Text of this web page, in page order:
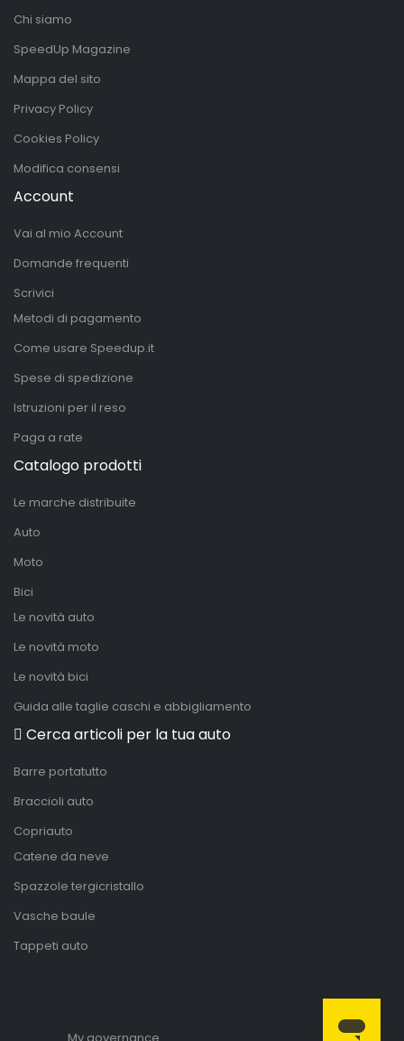
Chi siamo
SpeedUp Magazine
Mappa del sito
Privacy Policy
Cookies Policy
Modifica consensi
Account
Vai al mio Account
Domande frequenti
Scrivici
Metodi di pagamento
Come usare Speedup.it
Spese di spedizione
Istruzioni per il reso
Paga a rate
Catalogo prodotti
Le marche distribuite
Auto
Moto
Bici
Le novità auto
Le novità moto
Le novità bici
Guida alle taglie caschi e abbigliamento
Cerca articoli per la tua auto
Barre portatutto
Braccioli auto
Copriauto
Catene da neve
Spazzole tergicristallo
Vasche baule
Tappeti auto